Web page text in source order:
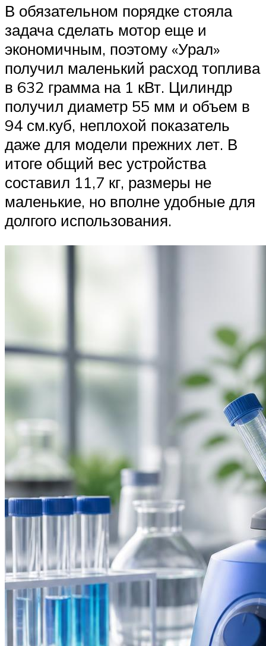
В обязательном порядке стояла
задача сделать мотор еще и
экономичным, поэтому «Урал»
получил маленький расход топлива
в 632 грамма на 1 кВт. Цилиндр
получил диаметр 55 мм и объем в
94 см.куб, неплохой показатель
даже для модели прежних лет. В
итоге общий вес устройства
составил 11,7 кг, размеры не
маленькие, но вполне удобные для
долгого использования.